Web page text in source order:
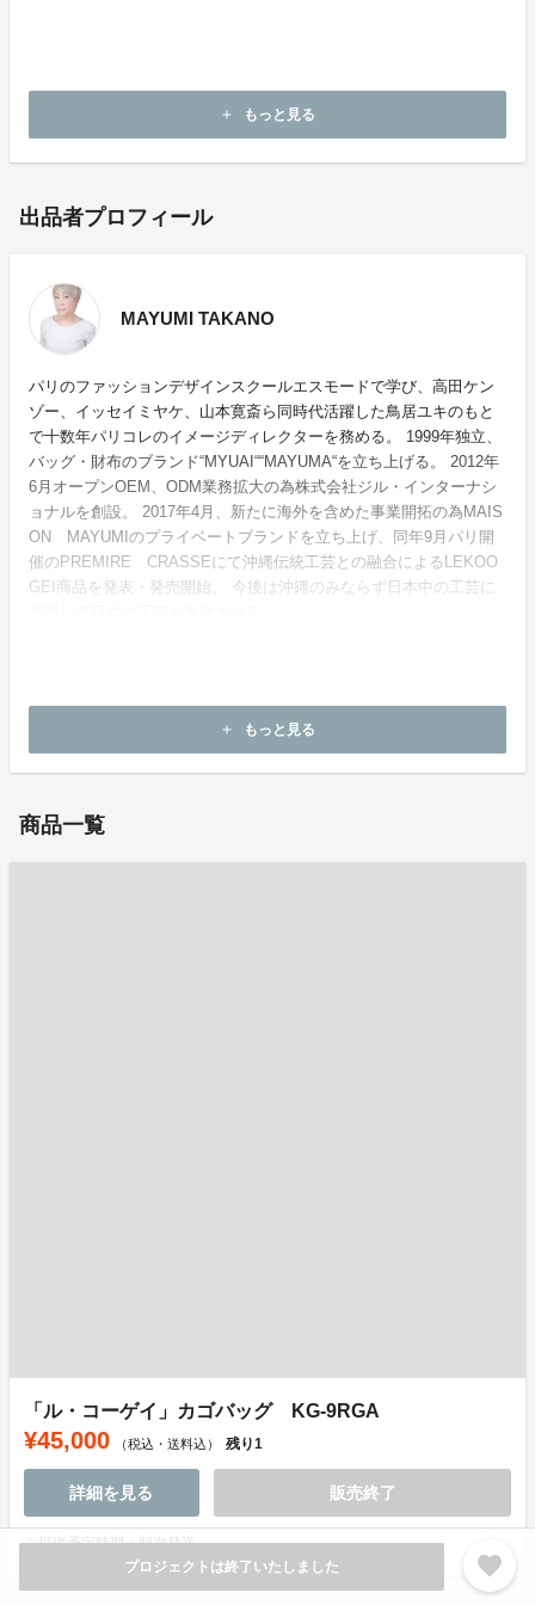
プロジェクトは終了いたしました favorite
add もっと見る
出品者プロフィール
MAYUMI TAKANO
パリのファッションデザインスクールエスモードで学び、高田ケン
ゾー、イッセイミヤケ、山本寛斎ら同時代活躍した鳥居ユキのもと
で十数年パリコレのイメージディレクターを務める。 1999年独立、
バッグ・財布のブランド“MYUAI““MAYUMA“を立ち上げる。 2012年
6月オープンOEM、ODM業務拡大の為株式会社ジル・インターナシ
ョナルを創設。 2017年4月、新たに海外を含めた事業開拓の為MAIS
ON MAYUMIのプライベートブランドを立ち上げ、同年9月パリ開
催のPREMIRE CRASSEにて沖縄伝統工芸との融合によるLEKOO
GEI商品を発表・発売開始。 今後は沖縄のみならず日本中の工芸に
add もっと見る
商品一覧
「ル・コーゲイ」カゴバッグ KG-9RGA
¥45,000 （税込・送料込） 残り1
詳細を見る 販売終了
ご提供予定時期：順次発送